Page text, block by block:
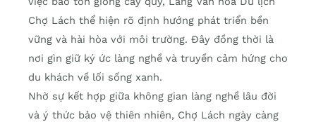
Chợ Lách thể hiện rõ định hướng phát triển bền
vững và hài hòa với môi trường. Đây đồng thời là
nơi gìn giữ ký ức làng nghề và truyền cảm hứng cho
du khách về lối sống xanh.
Nhờ sự kết hợp giữa không gian làng nghề lâu đời
và ý thức bảo vệ thiên nhiên, Chợ Lách ngày càng